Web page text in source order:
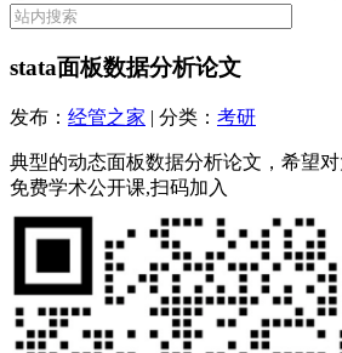
stata面板数据分析论文
发布： 经管之家 | 分类： 考研
典型的动态面板数据分析论文，希望
免费学术公开课,扫码加入